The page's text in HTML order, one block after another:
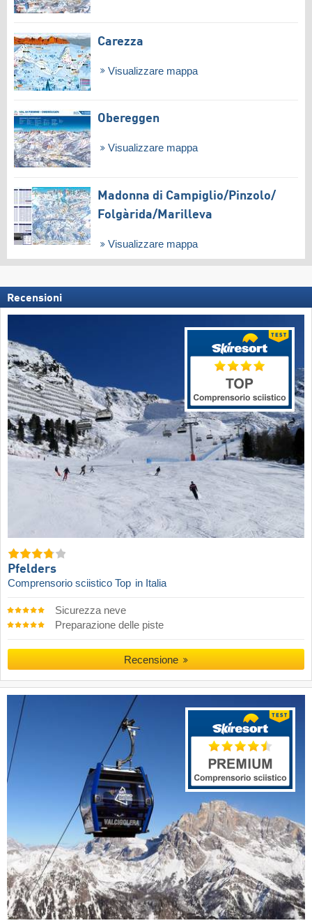
Carezza
Visualizzare mappa
Obereggen
Visualizzare mappa
Madonna di Campiglio/​Pinzolo/​
Folgàrida/​Marilleva
Visualizzare mappa
Recensioni
Pfelders
Comprensorio sciistico Top in Italia
Sicurezza neve
Preparazione delle piste
Recensione